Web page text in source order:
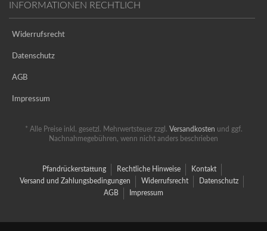
INFORMATIONEN RECHTLICH
Widerrufsrecht
Datenschutz
AGB
Impressum
* Alle Preise inkl. gesetzl. Mehrwertsteuer zzgl. Versandkosten und ggf.
Nachnahmegebühren, wenn nicht anders beschrieben
Pfandrückerstattung Rechtliche Hinweise
Kontakt
Versand und Zahlungsbedingungen
Widerrufsrecht
Datenschutz
AGB
Impressum